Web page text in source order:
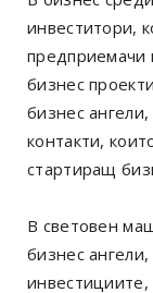
инвеститори,
предприемачи
бизнес
бизнес
контакти,
стартиращ
В световен
бизнес
инвестициите,